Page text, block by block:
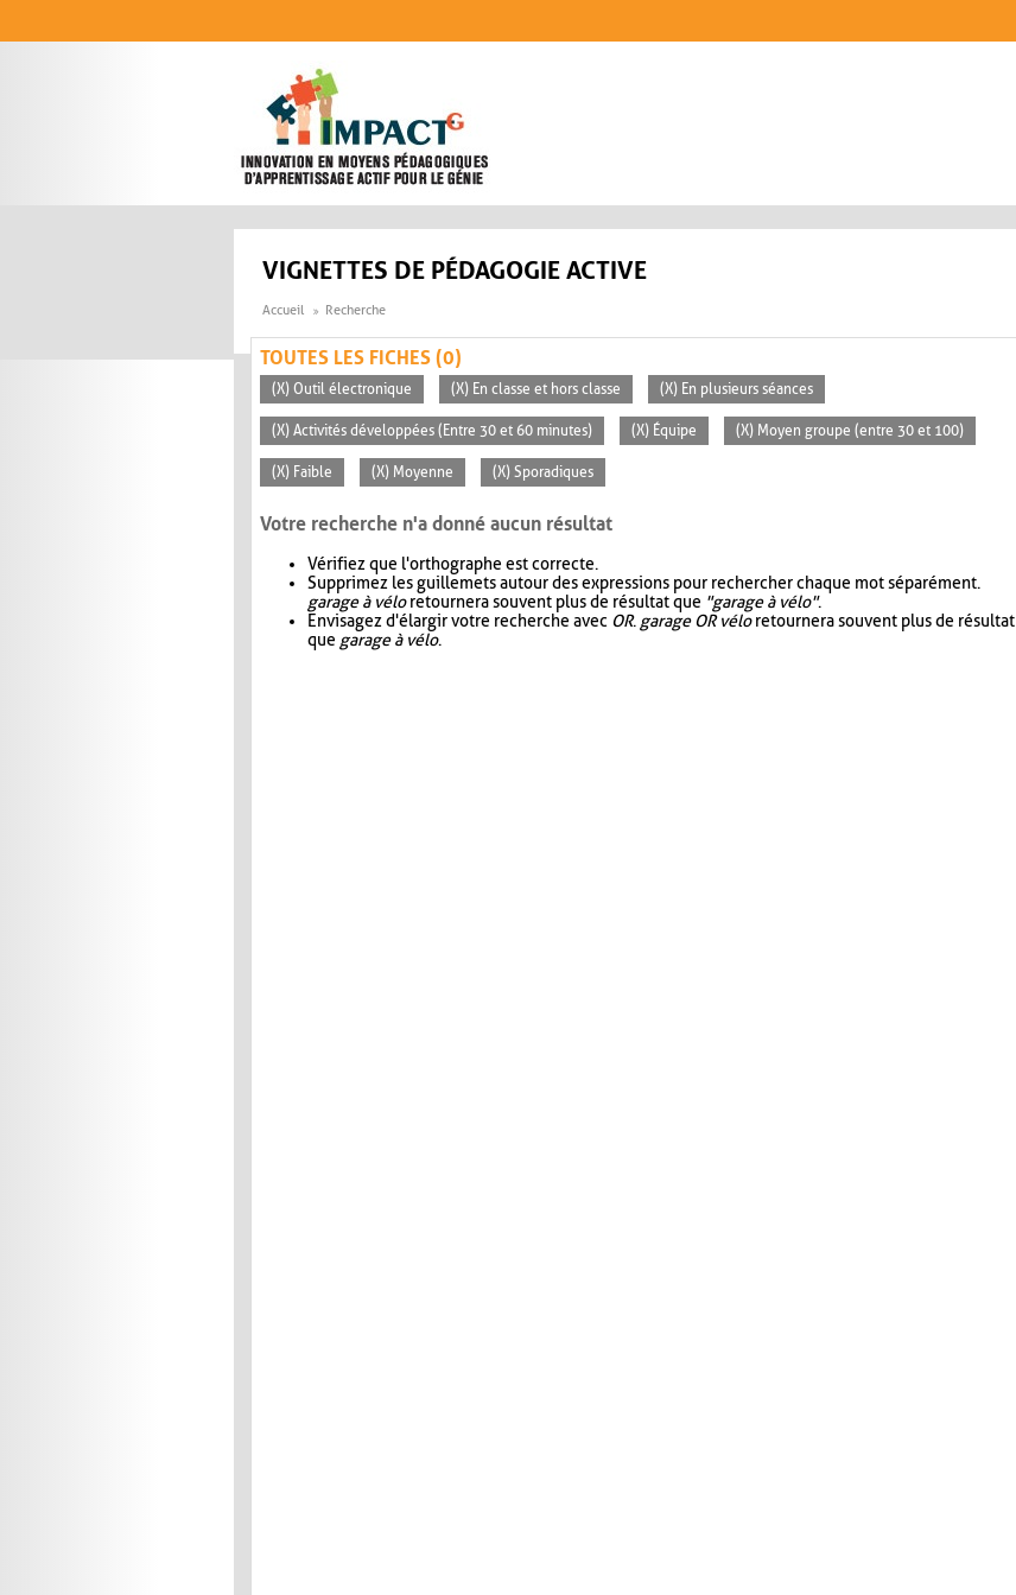
VIGNETTES DE PÉDAGOGIE ACTIVE
Accueil Recherche
TOUTES LES FICHES (0)
(X) Outil électronique (X) En classe et hors classe (X) En plusieurs séances
(X) Activités développées (Entre 30 et 60 minutes) (X) Équipe (X) Moyen groupe (entre 30 et 100)
(X) Faible (X) Moyenne (X) Sporadiques
Votre recherche n'a donné aucun résultat
Vérifiez que l'orthographe est correcte.
Supprimez les guillemets autour des expressions pour rechercher chaque mot séparément.
garage à véloretournera souvent plus de résultat que "garage à vélo".
Envisagez d'élargir votre recherche avec OR. garage OR véloretournera souvent plus de résultat
que garage à vélo.